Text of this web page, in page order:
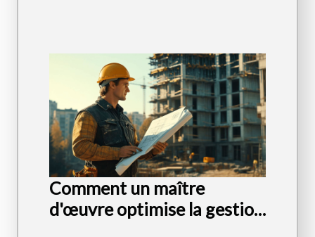
Comment un maître
d'œuvre optimise la gestion